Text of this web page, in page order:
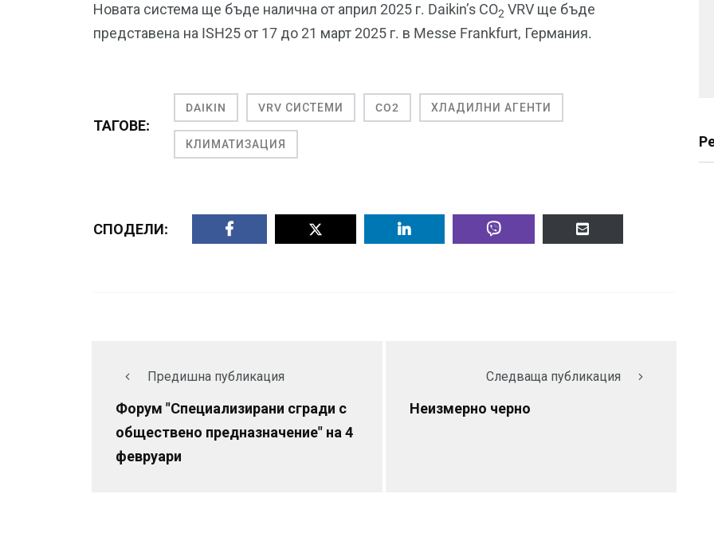
Новата система ще бъде налична от април 2025 г. Daikin’s CO2 VRV ще бъде
представенa на ISH25 от 17 до 21 март 2025 г. в Messe Frankfurt, Германия.
ТАГОВЕ:
DAIKIN VRV СИСТЕМИ CO2 ХЛАДИЛНИ АГЕНТИ
КЛИМАТИЗАЦИЯ
СПОДЕЛИ:
Предишна публикация
Форум "Специализирани сгради с
обществено предназначение" на 4
февруари
Следваща публикация
Неизмерно черно